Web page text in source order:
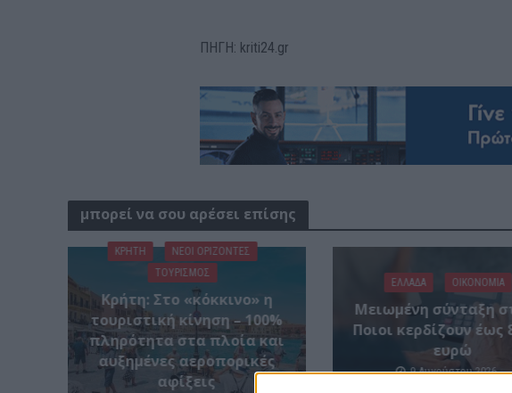
ΠΗΓΗ: kriti24.gr
μπορεί να σου αρέσει επίσης
ΚΡΗΤΗ
ΝΕΟΙ ΟΡΙΖΟΝΤΕΣ
ΤΟΥΡΙΣΜΟΣ
Κρήτη: Στο «κόκκινο» η
τουριστική κίνηση – 100%
πληρότητα στα πλοία και
αυξημένες αεροπορικές
αφίξεις
ΕΛΛΑΔΑ ΟΙΚΟΝΟΜΙΑ
Μειωμένη σύνταξη
Ποιοι κερδίζουν έως
ευρώ
9 Αυγούστου 2026